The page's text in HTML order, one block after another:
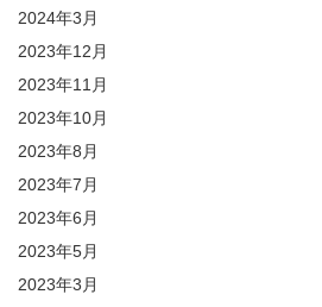
2024年3月
2023年12月
2023年11月
2023年10月
2023年8月
2023年7月
2023年6月
2023年5月
2023年3月